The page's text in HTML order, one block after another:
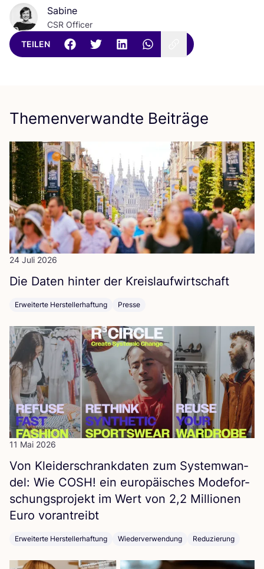
Sabine
CSR Officer
TEILEN
Themenverwandte Beiträge
24 Juli 2026
Die Daten hin­ter der Kreislaufwirtschaft
Erweiterte Herstellerhaftung Presse
11 Mai 2026
Von Klei­der­schrank­da­ten zum Sys­tem­wan­
del: Wie COSH! ein euro­päi­sches Mode­for­
schungs­pro­jekt im Wert von 2,2 Mil­lio­nen
Euro vorantreibt
Erweiterte Herstellerhaftung Wiederverwendung Reduzierung